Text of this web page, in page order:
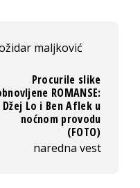
maljković
Procurile slike
ROMANSE:
Džej Lo i Ben Aflek u
noćnom provodu
(FOTO)
naredna vest